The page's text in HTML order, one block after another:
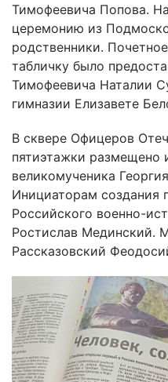
Тимофеевича Попова.
церемонию из
родственники.
табличку было
Тимофеевича Наталии
гимназии Елизавете
В сквере Офицеров
пятиэтажки размещено
великомученика
Инициаторам создания
Российского военно-
Ростислав Мединский.
Рассказовский